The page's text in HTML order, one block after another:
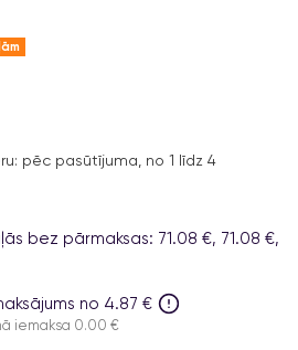
pēc pasūtījuma, no 1 līdz 4
bez pārmaksas: 71.08 €, 71.08 €,
no 4.87 €
iemaksa 0.00 €